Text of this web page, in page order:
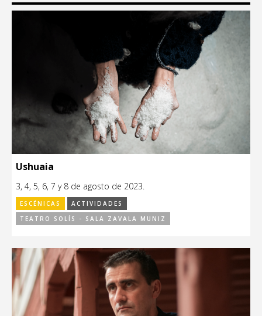
Ushuaia
3, 4, 5, 6, 7 y 8 de agosto de 2023.
ESCÉNICAS
ACTIVIDADES
TEATRO SOLÍS - SALA ZAVALA MUNIZ